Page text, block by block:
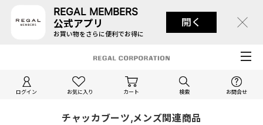
REGAL MEMBERS
公式アプリ
お買い物をさらに便利でお得に
開く
ログイン お気に入り カート 検索 お問合せ
チャッカブーツ,メンズ関連商品